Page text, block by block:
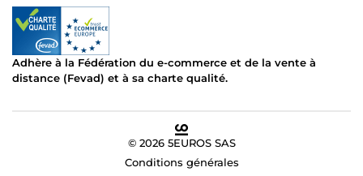
Adhère à la Fédération du e-commerce et de la vente à
distance (Fevad) et à sa charte qualité.
© 2026 5EUROS SAS
Conditions générales